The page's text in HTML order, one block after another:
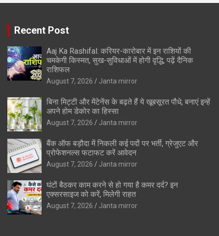
Recent Post
Aaj Ka Rashifal: करियर-कारोबार में इन राशियों की
चमकेगी किस्मत, सुख-सुविधाओं में होगी वृद्धि, पढ़ें दैनिक
राशिफल
August 7, 2026 Janta mirror
बिना मिट्टी और मेंटेनेंस के बढ़ते हैं ये खूबसूरत पौधे, बनाएं इन्‍हें
अपने होम डेकोर का हिस्‍सा
August 7, 2026 Janta mirror
बैंक ऑफ बड़ौदा में निकली कई पदों पर भर्ती, ग्रेजुएट और
प्रोफेशनल्स फटाफट करें आवेदन
August 7, 2026 Janta mirror
घंटों बैठकर काम करने से हो गया है कमर दर्द? इन
एक्सरसाइज को करें, मिलेगी राहत
August 7, 2026 Janta mirror